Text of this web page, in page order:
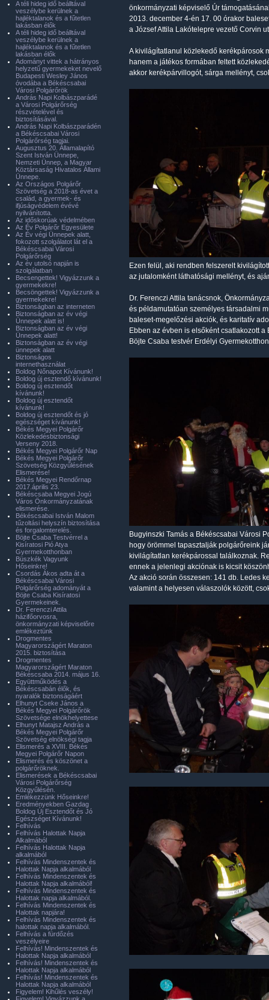
önkormányzati képviselő Úr
2013. december 4-én 17. 00 órakor
a József Attila Lakótelepre vezető Corvin
A kivilágítatlanul közlekedő kerékpárosok
hanem a játékos formában feltett
akkor kerékpárvillogót, sárga mellényt,
Ezen felül, aki rendben felszerelt
az jutalomként láthatósági mellényt, és
Dr. Ferenczi Attila tanácsnok,
és példamutatóan személyes társadalmi
baleset-megelőzési akciók, és karitatív
Ebben az évben is elsőként csatlakozott
Böjte Csaba testvér Erdélyi
Bugyinszki Tamás a Békéscsabai Városi
hogy örömmel tapasztalják polgárőreink
kivilágítatlan kerékpárossal találkoznak.
ennek a jelenlegi akciónak is kicsit
Az akció során összesen: 141 db. Ledes
valamint a helyesen válaszolók között,
A téli hideg idő beálltával
veszélybe kerülnek a
hajléktalanok és a fűtetlen
lakásban élők
A téli hideg idő beálltával
veszélybe kerülnek a
hajléktalanok és a fűtetlen
lakásban élők
Adományt vittek a hátrányos
helyzetű gyermekeket nevelő
Budapesti Wesley János
óvodába a Békéscsabai
Városi Polgárőrök
András Napi Kolbászparádé
a Városi Polgárőrség
részvételével és
biztosításával.
András Napi Kolbászparádén
a Békéscsabai Városi
Polgárőrség tagjai.
Augusztus 20. Államalapító
Szent István Ünnepe,
Nemzeti Ünnep, a Magyar
Köztársaság Hivatalos Állami
Ünnepe.
Az Országos Polgárőr
Szövetség a 2018-as évet a
család, a gyermek- és
ifjúságvédelem évévé
nyilvánította.
Az időskorúak védelmében
Az Év Polgárőr Egyesülete
Az Év végi Ünnepek alatt,
fokozott szolgálatot lát el a
Békéscsabai Városi
Polgárőrség
Az év utolsó napján is
szolgálatban
Becsengettek! Vigyázzunk a
gyermekekre!
Becsöngettek! Vigyázzunk a
gyermekekre!
Biztonságban az interneten
Biztonságban az év végi
Ünnepek alatt is!
Biztonságban az év végi
Ünnepek alatt!
Biztonságban az év végi
ünnepek alatt
Biztonságos
internethasználat
Boldog Nőnapot Kívánunk!
Boldog új esztendő kívánunk!
Boldog új esztendőt
kívánunk!
Boldog új esztendőt
kívánunk!
Boldog új esztendőt és jó
egészséget kívánunk!
Békés Megyei Polgárőr
Közlekedésbiztonsági
Verseny 2018.
Békés Megyei Polgárőr Nap
Békés Megyei Polgárőr
Szövetség Közgyűlésének
Elismerése!
Békés Megyei Rendőrnap
2017.április 23.
Békéscsaba Megyei Jogú
Város Önkormányzatának
elismerése.
Békéscsabai István Malom
tűzoltási helyszín biztosítása
és forgalomterelés.
Böjte Csaba Testvérrel a
Kisíratosi Pió Atya
Gyermekotthonban
Büszkék Vagyunk
Hőseinkre!
Csordás Ákos adta át a
Békéscsabai Városi
Polgárőrség adományát a
Böjte Csaba Kisíratosi
Gyermekeinek.
Dr. Ferenczi Attila
házifőorvosra,
önkormányzati képviselőre
emlékeztünk
Drogmentes
Magyarországért Maraton
2015. biztosítása
Drogmentes
Magyarországért Maraton
Békéscsaba 2014. május 16.
Együttműködés a
Békéscsabán élők, és
nyaralók biztonságáért
Elhunyt Cseke János a
Békés Megyei Polgárőrök
Szövetsége elnökhelyettese
Elhunyt Matajsz András a
Békés Megyei Polgárőr
Szövetség elnökségi tagja
Elismerés a XVIII. Békés
Megyei Polgárőr Napon
Elismerés és köszönet a
polgárőröknek.
Elismerések a Békéscsabai
Városi Polgárőrség
Közgyűlésén.
Emlékezzünk Hőseinkre!
Eredményekben Gazdag
Boldog Új Esztendőt és Jó
Egészséget Kívánunk!
Felhívás
Felhívás Halottak Napja
Alkalmából
Felhívás Halottak Napja
alkalmából
Felhívás Mindenszentek és
Halottak Napja alkalmából
Felhívás Mindenszentek és
Halottak Napja alkalmából!
Felhívás Mindenszentek és
Halottak napja alkalmából.
Felhívás Mindenszentek és
Halottak napjára!
Felhívás Mindenszentek és
halottak napja alkalmából.
Felhívás a fürdőzés
veszélyeire
Felhívás! Mindenszentek és
Halottak Napja alkalmából
Felhívás! Mindenszentek és
Halottak Napja alkalmából
Felhívás! Mindenszentek és
Halottak Napja alkalmából
Figyelem! Kihűlés veszély!